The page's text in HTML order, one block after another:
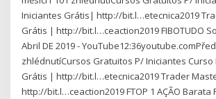
Iniciantes Grátis| http://bit.l…etecnica2019
Grátis | http://bit.l…ceaction2019 FIBOTUDO
Abril DE 2019 -
zhlédnutíCursos Gratuitos P/ Iniciantes Curso
Grátis | http://bit.l…etecnica2019 Trader
http://bit.l…ceaction2019 FTOP 1 AÇÃO Barata